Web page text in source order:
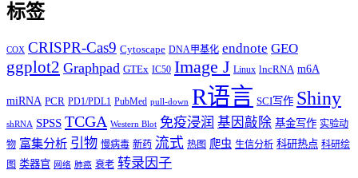
标签
COX CRISPR-Cas9 Cytoscape DNA甲基化 endnote GEO
ggplot2 Graphpad GTEx IC50 Image J Linux lncRNA m6A
miRNA PCR PD1/PDL1 PubMed pull-down R语言 SCI写作 Shiny
shRNA SPSS TCGA Western Blot 免疫浸润 基因敲除 基金写作 实验动
物 富集分析 引物 慢病毒 新药 流式 热图 爬虫 生信分析 科研热点 科研绘
图 类器官 网络 肺癌 衰老 转录因子